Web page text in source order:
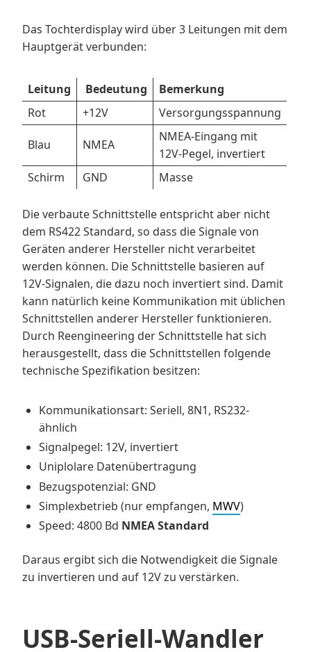
Das Tochterdisplay wird über 3 Leitungen mit dem
Hauptgerät verbunden:
Leitung Bedeutung
Bemerkung
Rot
+12V Versorgungsspannung
Blau NMEA
NMEA-Eingang mit
12V-Pegel, invertiert
Schirm
GND Masse
Die verbaute Schnittstelle entspricht aber nicht
dem RS422 Standard, so dass die Signale von
Geräten anderer Hersteller nicht verarbeitet
werden können. Die Schnittstelle basieren auf
12V-Signalen, die dazu noch invertiert sind. Damit
kann natürlich keine Kommunikation mit üblichen
Schnittstellen anderer Hersteller funktionieren.
Durch Reengineering der Schnittstelle hat sich
herausgestellt, dass die Schnittstellen folgende
technische Spezifikation besitzen:
Kommunikationsart: Seriell, 8N1, RS232-
ähnlich
Signalpegel: 12V, invertiert
Uniplolare Datenübertragung
Bezugspotenzial: GND
Simplexbetrieb (nur empfangen, MWV)
Speed: 4800 Bd NMEA Standard
Daraus ergibt sich die Notwendigkeit die Signale
zu invertieren und auf 12V zu verstärken.
USB-Seriell-Wandler